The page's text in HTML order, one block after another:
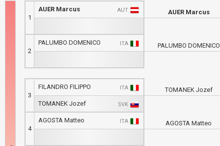
1
AUER Marcus AUT
2
PALUMBO DOMENICO ITA
3
FILANDRO FILIPPO ITA
TOMANEK Jozef SVK
4
AGOSTA Matteo ITA
AUER Marcus
PALUMBO DOMENICO
TOMANEK Jozef
AGOSTA Matteo